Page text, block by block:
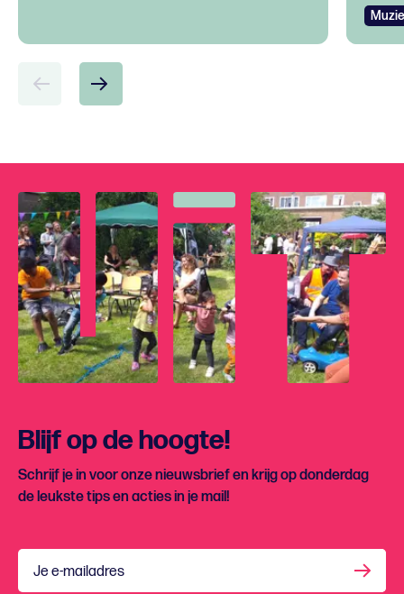
Blijf op de hoogte!
Schrijf je in voor onze nieuwsbrief en krijg op donderdag
de leukste tips en acties in je mail!
Je e-mailadres